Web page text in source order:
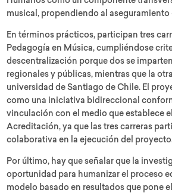
musical, propendiendo al
En términos prácticos, participan tres
Pedagogía en Música, cumpliéndose
descentralización porque dos se
regionales y públicas, mientras que la
universidad de Santiago de Chile. El
como una iniciativa bidireccional
vinculación con el medio que establece
Acreditación, ya que las tres carreras
colaborativa en la ejecución del
Por último, hay que señalar que la
oportunidad para humanizar el proceso
modelo basado en resultados que pone